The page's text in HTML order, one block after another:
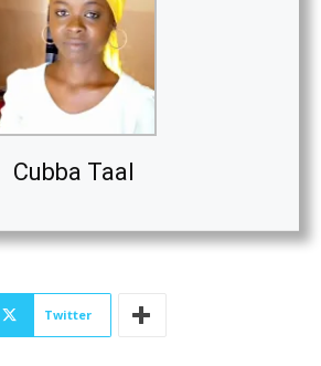
Cubba Taal
Twitter